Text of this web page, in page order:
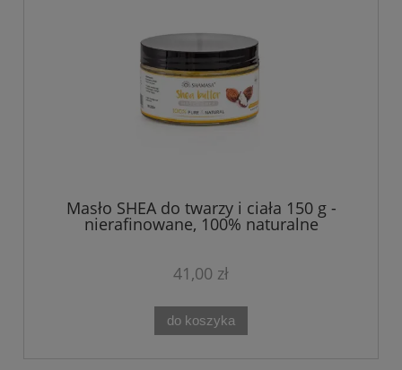
Masło SHEA do twarzy i ciała 150 g -
nierafinowane, 100% naturalne
41,00 zł
do koszyka